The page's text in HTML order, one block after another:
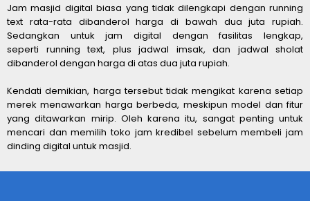
Jam masjid digital biasa yang tidak dilengkapi dengan running
text rata-rata dibanderol harga di bawah dua juta rupiah.
Sedangkan untuk jam digital dengan fasilitas lengkap,
seperti running text, plus jadwal imsak, dan jadwal sholat
dibanderol dengan harga di atas dua juta rupiah.
Kendati demikian, harga tersebut tidak mengikat karena setiap
merek menawarkan harga berbeda, meskipun model dan fitur
yang ditawarkan mirip. Oleh karena itu, sangat penting untuk
mencari dan memilih toko jam kredibel sebelum membeli jam
dinding digital untuk masjid.